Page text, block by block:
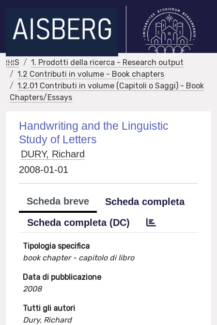
IRIS
1. Prodotti della ricerca - Research output
1.2 Contributi in volume - Book chapters
1.2.01 Contributi in volume (Capitoli o Saggi) - Book
Chapters/Essays
Handwriting and the Linguistic
Study of Letters
DURY, Richard
2008-01-01
Scheda breve
Scheda completa
Scheda completa (DC)
Tipologia specifica
book chapter - capitolo di libro
Data di pubblicazione
2008
Tutti gli autori
Dury, Richard